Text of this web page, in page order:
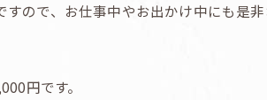
すので、お仕事中やお出かけ中にも是非
円です。